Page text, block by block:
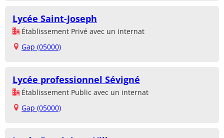
Lycée Saint-Joseph
Établissement Privé avec un internat
Gap (05000)
Lycée professionnel Sévigné
Établissement Public avec un internat
Gap (05000)